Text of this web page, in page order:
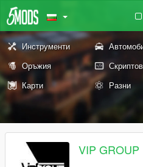
Инструменти
Оръжия
Карти
Разни
VIP GROUP